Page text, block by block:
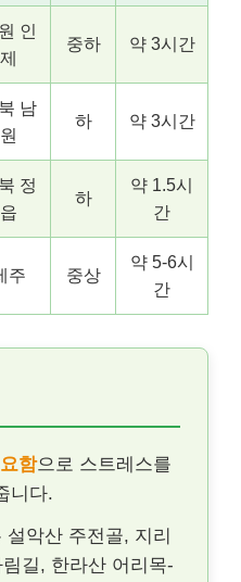
인
제
중하 약 3시간
남
원
하 약 3시간
정
읍
하
약 1.5시
간
주 중상
약 5-6시
간
함으로 스트레스를
니다.
설악산 주전골, 지리
길, 한라산 어리목-